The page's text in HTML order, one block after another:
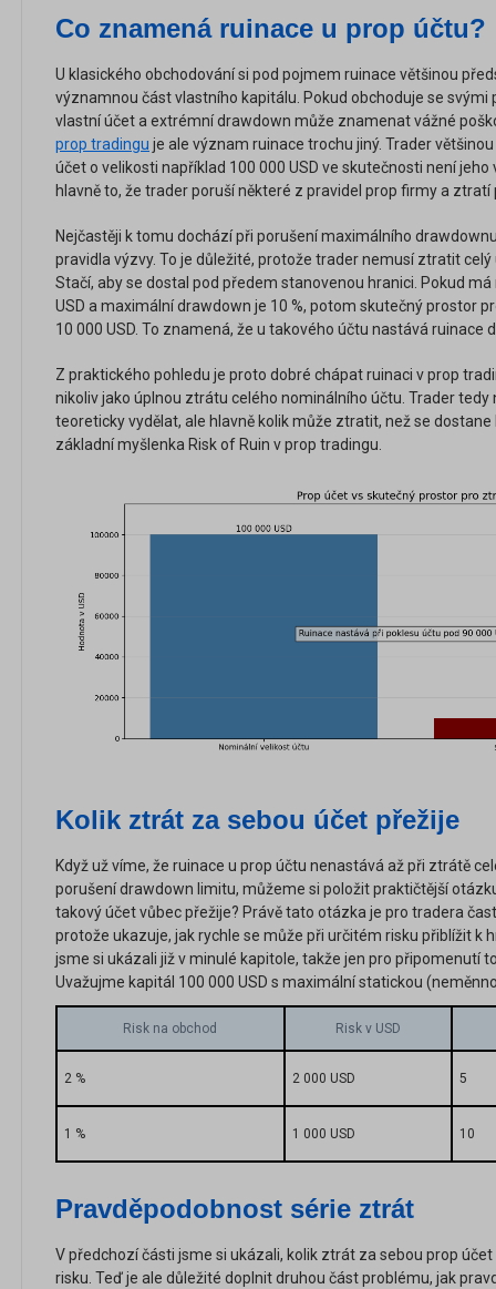
Co znamená ruinace u prop účtu?
U klasického obchodování si pod pojmem ruinace většinou
významnou část vlastního kapitálu. Pokud obchoduje se
vlastní účet a extrémní drawdown může znamenat vážné
prop tradingu je ale význam ruinace trochu jiný. Trader
účet o velikosti například 100 000 USD ve skutečnosti není
hlavně to, že trader poruší některé z pravidel prop firmy a ztratí
Nejčastěji k tomu dochází při porušení maximálního
pravidla výzvy. To je důležité, protože trader nemusí ztratit
Stačí, aby se dostal pod předem stanovenou hranici. Pokud
USD a maximální drawdown je 10 %, potom skutečný prostor
10 000 USD. To znamená, že u takového účtu nastává ruinace
Z praktického pohledu je proto dobré chápat ruinaci v prop
nikoliv jako úplnou ztrátu celého nominálního účtu. Trader
teoreticky vydělat, ale hlavně kolik může ztratit, než se
základní myšlenka Risk of Ruin v prop tradingu.
Kolik ztrát za sebou účet přežije
Když už víme, že ruinace u prop účtu nenastává až při ztrátě
porušení drawdown limitu, můžeme si položit praktičtější
takový účet vůbec přežije? Právě tato otázka je pro tradera
protože ukazuje, jak rychle se může při určitém risku přiblížit k
jsme si ukázali již v minulé kapitole, takže jen pro připomenutí
Uvažujme kapitál 100 000 USD s maximální statickou
Risk na obchod Risk v USD
2 % 2 000 USD 5
1 % 1 000 USD 10
Pravděpodobnost série ztrát
V předchozí části jsme si ukázali, kolik ztrát za sebou prop
risku. Teď je ale důležité doplnit druhou část problému, jak